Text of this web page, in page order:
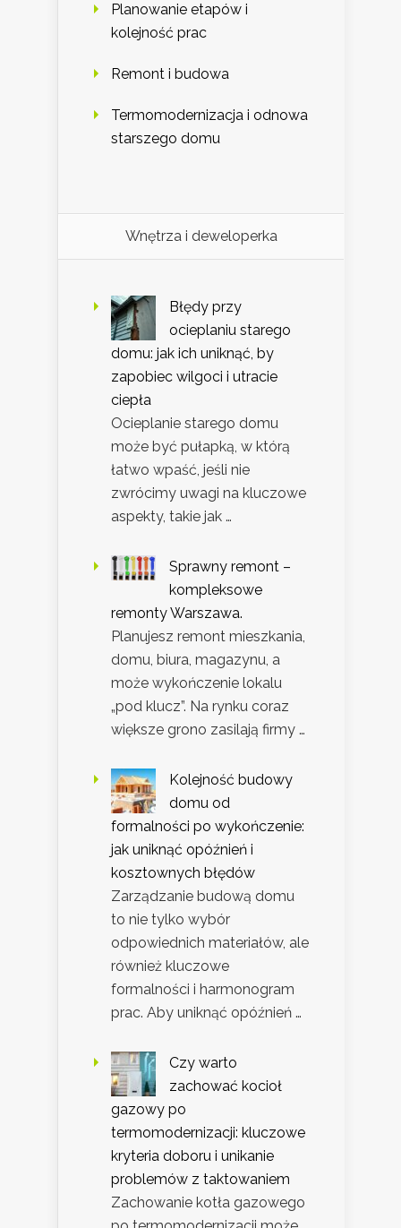
Planowanie etapów i
kolejność prac
Remont i budowa
Termomodernizacja i odnowa
starszego domu
Wnętrza i deweloperka
Błędy przy
ocieplaniu starego
domu: jak ich uniknąć, by
zapobiec wilgoci i utracie
ciepła
Ocieplanie starego domu
może być pułapką, w którą
łatwo wpaść, jeśli nie
zwrócimy uwagi na kluczowe
aspekty, takie jak …
Sprawny remont –
kompleksowe
remonty Warszawa.
Planujesz remont mieszkania,
domu, biura, magazynu, a
może wykończenie lokalu
„pod klucz”. Na rynku coraz
większe grono zasilają firmy …
Kolejność budowy
domu od
formalności po wykończenie:
jak uniknąć opóźnień i
kosztownych błędów
Zarządzanie budową domu
to nie tylko wybór
odpowiednich materiałów, ale
również kluczowe
formalności i harmonogram
prac. Aby uniknąć opóźnień …
Czy warto
zachować kocioł
gazowy po
termomodernizacji: kluczowe
kryteria doboru i unikanie
problemów z taktowaniem
Zachowanie kotła gazowego